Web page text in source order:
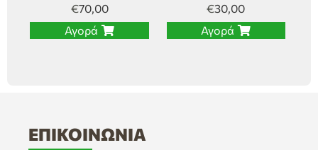
€70,00
Αγορά
€30,00
Αγορά
ΕΠΙΚΟΙΝΩΝΊΑ